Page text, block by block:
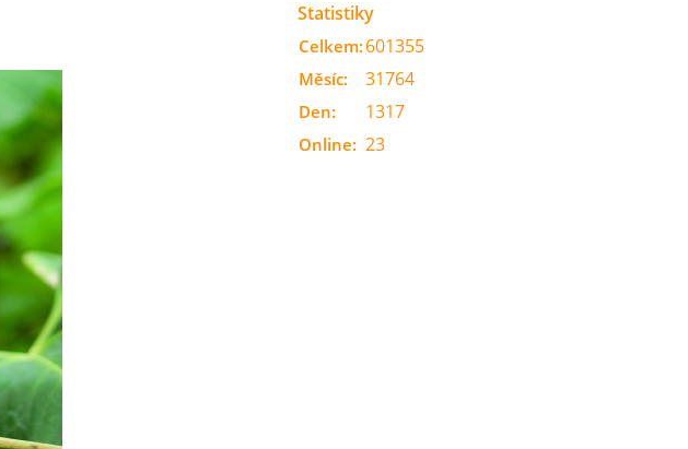
Statistiky
Online: 23
Celkem: 601355
Měsíc: 31764
Den: 1317